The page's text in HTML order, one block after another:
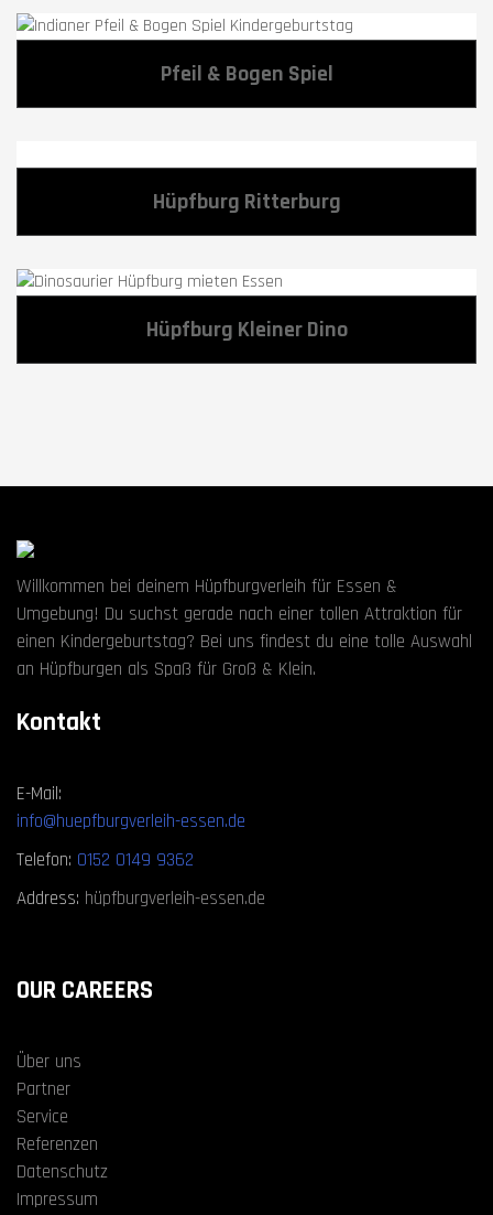
Pfeil & Bogen Spiel
Hüpfburg Ritterburg
Hüpfburg Kleiner Dino
Willkommen bei deinem Hüpfburgverleih für Essen &
Umgebung! Du suchst gerade nach einer tollen Attraktion für
einen Kindergeburtstag? Bei uns findest du eine tolle Auswahl
an Hüpfburgen als Spaß für Groß & Klein.
Kontakt
E-Mail:
info@huepfburgverleih-essen.de
Telefon: 0152 0149 9362
Address: hüpfburgverleih-essen.de
OUR CAREERS
Über uns
Partner
Service
Referenzen
Datenschutz
Impressum